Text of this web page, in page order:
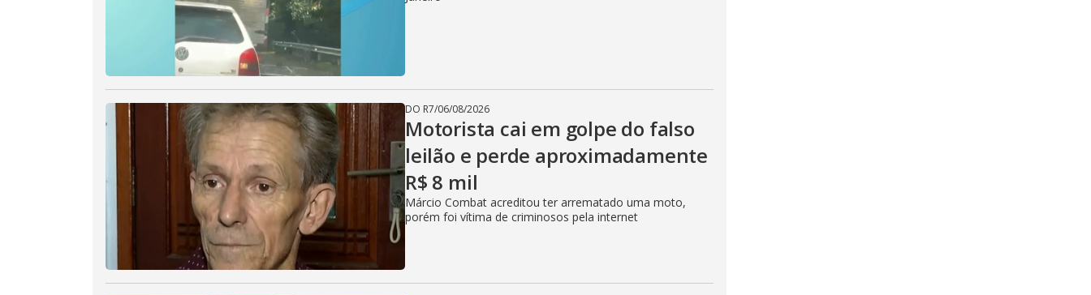
DO R7/06/08/2026
Motorista cai em golpe do falso
leilão e perde aproximadamente
R$ 8 mil
Márcio Combat acreditou ter arrematado uma moto,
porém foi vítima de criminosos pela internet